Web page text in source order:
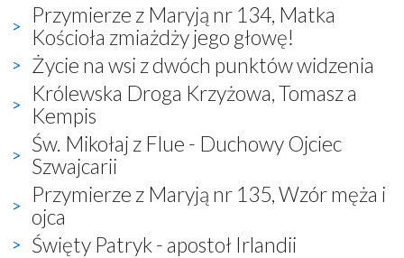
Przymierze z Maryją nr 134, Matka
Kościoła zmiażdży jego głowę!
Życie na wsi z dwóch punktów widzenia
Królewska Droga Krzyżowa, Tomasz a
Kempis
Św. Mikołaj z Flue - Duchowy Ojciec
Szwajcarii
Przymierze z Maryją nr 135, Wzór męża i
ojca
Święty Patryk - apostoł Irlandii